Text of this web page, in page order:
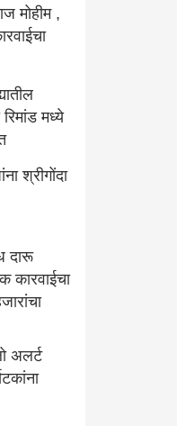
मोहीम ,
मध्ये
श्रीगोंदा
दारू
कारवाईचा
अलर्ट